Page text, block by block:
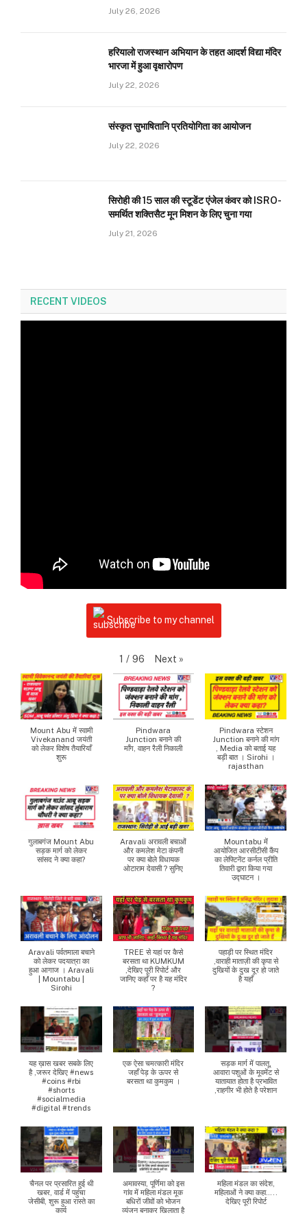
July 26, 2026
हरियालो राजस्थान अभियान के तहत आदर्श विद्या मंदिर
भारजा में हुआ वृक्षारोपण
July 22, 2026
संस्कृत सुभाषितानि प्रतियोगिता का आयोजन
July 22, 2026
सिरोही की 15 साल की स्टूडेंट एंजेल कंवर को ISRO-
समर्थित शक्तिसैट मून मिशन के लिए चुना गया
July 21, 2026
RECENT VIDEOS
Subscribe to my channel
1 / 96 Next »
Mount Abu में स्वामी
Vivekanand जयंती
को लेकर विशेष तैयारियाँ
शुरू
Pindwara
Junction बनाने की
माँग, वाहन रैली निकाली
Pindwara स्टेशन
Junction बनाने की मांग
, Media को बताई यह
बड़ी बात । Sirohi ।
rajasthan
गुलाबगंज Mount Abu
सड़क मार्ग को लेकर
सांसद ने क्या कहा?
Aravali अरावली बचाओं
और कमलेश मेटा कंपनी
पर क्या बोले विधायक
ओटाराम देवासी ? सुनिए
Mountabu में
आयोजित आरसीटीसी कैंप
का लेफ्टिनेंट कर्नल प्रीति
तिवारी द्वारा किया गया
उद्घाटन ।
Aravali पर्वतमाला बचाने
को लेकर पदयात्रा का
हुआ आगाज । Aravali
| Mountabu |
Sirohi
TREE से यहां पर कैसे
बरसता था KUMKUM
,देखिए पूरी रिपोर्ट और
जानिए कहाँ पर है यह मंदिर
?
पहाड़ी पर स्थित मंदिर
,वाराही माताज़ी की कृपा से
दुखियों के दुख दूर हो जाते
है यहाँ
यह ख़ास खबर सबके लिए
है ,जरूर देखिए #news
#coins #rbi
#shorts
#socialmedia
#digital #trends
एक ऐसा चमत्कारी मंदिर
जहाँ पेड़ के ऊपर से
बरसता था कुमकुम ।
सड़क मार्ग में पालतू,
आवारा पशुओं के मूवमेंट से
यातायात होता है प्रभावित
,राहगीर भी होते है परेशान
चैनल पर प्रसारित हुई थी
खबर, वार्ड में पहुंचा
जेसीबी, शुरू हुआ रास्ते का
कार्य
अमावस्या, पूर्णिमा को इस
गांव में महिला मंडल मूक
बधिरों जीवों को भोजन
व्यंजन बनाकर खिलाता है
महिला मंडल का संदेश,
महिलाओं ने क्या कहा…..
देखिए पूरी रिपोर्ट